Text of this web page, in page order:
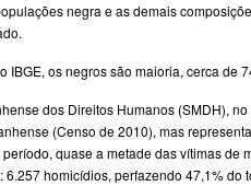
negra e as demais
IBGE, os negros são maioria, cerca de
dos Direitos Humanos (SMDH),
(Censo de 2010), mas
quase a metade das vítimas de
homicídios, perfazendo 47,1% do